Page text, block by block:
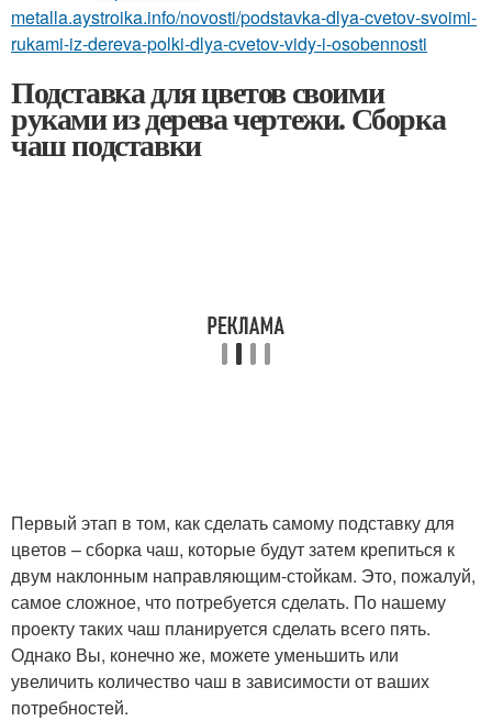
metalla.aystroika.info/novosti/podstavka-dlya-cvetov-svoimi-
rukami-iz-dereva-polki-dlya-cvetov-vidy-i-osobennosti
Подставка для цветов своими
руками из дерева чертежи. Сборка
чаш подставки
Первый этап в том, как сделать самому подставку для
цветов – сборка чаш, которые будут затем крепиться к
двум наклонным направляющим-стойкам. Это, пожалуй,
самое сложное, что потребуется сделать. По нашему
проекту таких чаш планируется сделать всего пять.
Однако Вы, конечно же, можете уменьшить или
увеличить количество чаш в зависимости от ваших
потребностей.